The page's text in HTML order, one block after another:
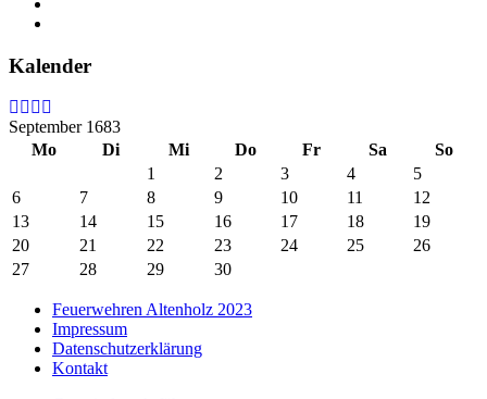
Kalender
September 1683
Mo
Di Mi Do Fr Sa
So
1
2 3 4
5
6
7 8 9 10 11
12
13
14 15 16 17 18
19
20
21 22 23 24 25
26
27
28 29 30
Feuerwehren Altenholz 2023
Impressum
Datenschutzerklärung
Kontakt